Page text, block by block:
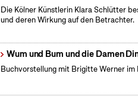
Die Kölner Künstlerin Klara Schlütter
und deren Wirkung auf den Betrachter.
Wum und Bum und die Damen
Buchvorstellung mit Brigitte Werner im